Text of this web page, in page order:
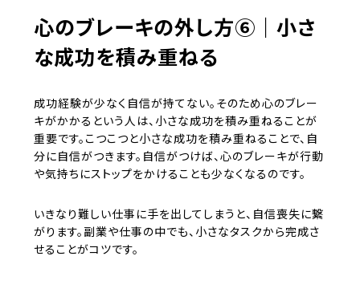
心のブレーキの外し方⑥｜小さ
な成功を積み重ねる
成功経験が少なく自信が持てない。そのため心のブレー
キがかかるという人は、小さな成功を積み重ねることが
重要です。こつこつと小さな成功を積み重ねることで、自
分に自信がつきます。自信がつけば、心のブレーキが行動
や気持ちにストップをかけることも少なくなるのです。
いきなり難しい仕事に手を出してしまうと、自信喪失に繋
がります。副業や仕事の中でも、小さなタスクから完成さ
せることがコツです。